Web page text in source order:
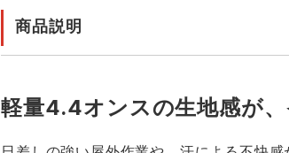
商品説明
軽量4.4オンスの生地感が